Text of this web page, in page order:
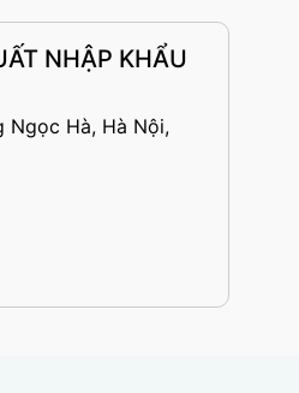
NHẬP KHẨU
Ngọc Hà, Hà Nội,